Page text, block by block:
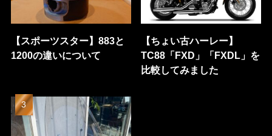
【スポーツスター】883と
1200の違いについて
【ちょい古ハーレー】
TC88「FXD」「FXDL」を
比較してみました